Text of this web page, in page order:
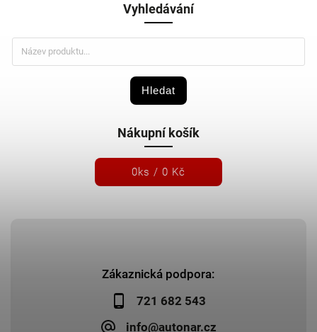
Zákaznická podpora:
721 682 543
info@autonar.cz
Vyhledávání
Hledat
Nákupní košík
0ks / 0 Kč